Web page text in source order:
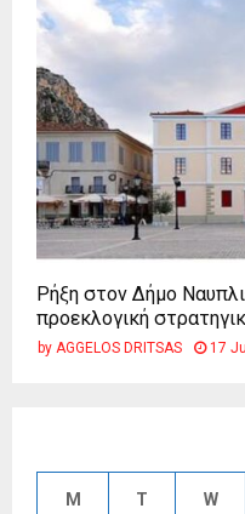
Ρήξη στον Δήμο
προεκλογική
by AGGELOS DRITSAS 17
M T W